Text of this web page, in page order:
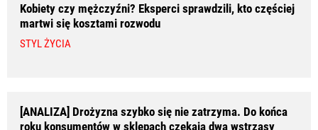
Kobiety czy mężczyźni? Eksperci sprawdzili, kto częściej
martwi się kosztami rozwodu
STYL ŻYCIA
[ANALIZA] Drożyzna szybko się nie zatrzyma. Do końca
roku konsumentów w sklepach czekają dwa wstrząsy